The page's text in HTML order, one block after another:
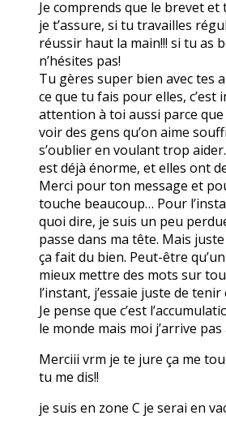
Je comprends que le brevet
je t’assure, si tu travailles
réussir haut la main!!! si tu as
n’hésites pas!
Tu gères super bien avec tes
ce que tu fais pour elles, c’est
attention à toi aussi parce que
voir des gens qu’on aime
s’oublier en voulant trop
est déjà énorme, et elles ont
Merci pour ton message et
touche beaucoup… Pour
quoi dire, je suis un peu
passe dans ma tête. Mais
ça fait du bien. Peut-être
mieux mettre des mots sur
l’instant, j’essaie juste de
Je pense que c’est
le monde mais moi j’arrive pas
Merciii vrm je te jure ça me
tu me dis!!
je suis en zone C je serai en